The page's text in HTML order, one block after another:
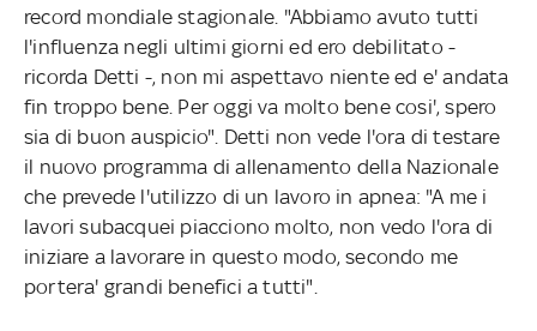
record mondiale stagionale. "Abbiamo avuto tutti
l'influenza negli ultimi giorni ed ero debilitato -
ricorda Detti -, non mi aspettavo niente ed e' andata
fin troppo bene. Per oggi va molto bene cosi', spero
sia di buon auspicio". Detti non vede l'ora di testare
il nuovo programma di allenamento della Nazionale
che prevede l'utilizzo di un lavoro in apnea: "A me i
lavori subacquei piacciono molto, non vedo l'ora di
iniziare a lavorare in questo modo, secondo me
portera' grandi benefici a tutti".